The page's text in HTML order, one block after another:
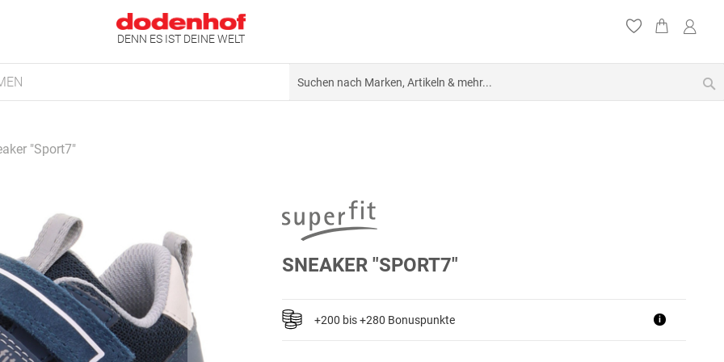
DENN ES IST DEINE WELT
"Sport7"
SNEAKER "SPORT7"
+200 bis +280 Bonuspunkte i